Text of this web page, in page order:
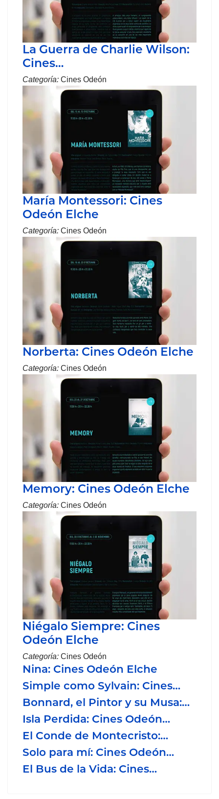
La Guerra de Charlie Wilson:
Cines…
Categoría: Cines Odeón
María Montessori: Cines
Odeón Elche
Categoría: Cines Odeón
Norberta: Cines Odeón Elche
Categoría: Cines Odeón
Memory: Cines Odeón Elche
Categoría: Cines Odeón
Niégalo Siempre: Cines
Odeón Elche
Categoría: Cines Odeón
Nina: Cines Odeón Elche
Simple como Sylvain: Cines…
Bonnard, el Pintor y su Musa:…
Isla Perdida: Cines Odeón…
El Conde de Montecristo:…
Solo para mí: Cines Odeón…
El Bus de la Vida: Cines…